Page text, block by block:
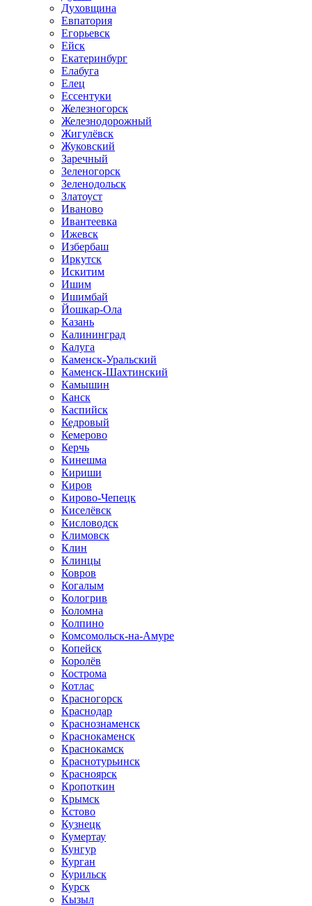
Духовщина
Евпатория
Егорьевск
Ейск
Екатеринбург
Елабуга
Елец
Ессентуки
Железногорск
Железнодорожный
Жигулёвск
Жуковский
Заречный
Зеленогорск
Зеленодольск
Златоуст
Иваново
Ивантеевка
Ижевск
Избербаш
Иркутск
Искитим
Ишим
Ишимбай
Йошкар-Ола
Казань
Калининград
Калуга
Каменск-Уральский
Каменск-Шахтинский
Камышин
Канск
Каспийск
Кедровый
Кемерово
Керчь
Кинешма
Кириши
Киров
Кирово-Чепецк
Киселёвск
Кисловодск
Климовск
Клин
Клинцы
Ковров
Когалым
Кологрив
Коломна
Колпино
Комсомольск-на-Амуре
Копейск
Королёв
Кострома
Котлас
Красногорск
Краснодар
Краснознаменск
Краснокаменск
Краснокамск
Краснотурьинск
Красноярск
Кропоткин
Крымск
Кстово
Кузнецк
Кумертау
Кунгур
Курган
Курильск
Курск
Кызыл